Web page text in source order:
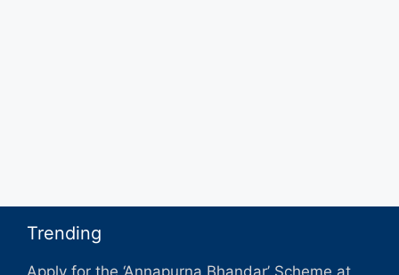
Trending
Apply for the ‘Annapurna Bhandar’ Scheme at